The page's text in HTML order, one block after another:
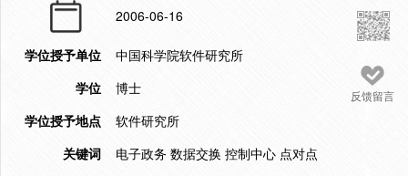
反馈留言
2006-06-16
学位授予单位
中国科学院软件研究所
学位
博士
学位授予地点
软件研究所
关键词
电子政务 数据交换 控制中心 点对点